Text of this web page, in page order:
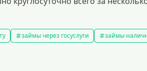
займы через госуслуги займы